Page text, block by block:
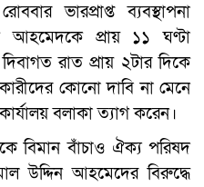
ভারপ্রাপ্ত ব্যবস্থাপনা
আহমেদকে প্রায় ১১ ঘণ্টা
রাত প্রায় ২টার দিকে
কোনো দাবি না মেনে
বলাকা ত্যাগ করেন।
বিমান বাঁচাও ঐক্য পরিষদ
উদ্দিন আহমেদের বিরুদ্ধে